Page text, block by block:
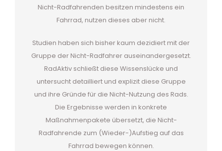
Nicht-Radfahrenden besitzen mindestens ein
Fahrrad, nutzen dieses aber nicht.
Studien haben sich bisher kaum dezidiert mit der
Gruppe der Nicht-Radfahrer auseinandergesetzt.
RadAktiv schließt diese Wissenslücke und
untersucht detailliert und explizit diese Gruppe
und ihre Gründe für die Nicht-Nutzung des Rads.
Die Ergebnisse werden in konkrete
Maßnahmenpakete übersetzt, die Nicht-
Radfahrende zum (Wieder-)Aufstieg auf das
Fahrrad bewegen können.